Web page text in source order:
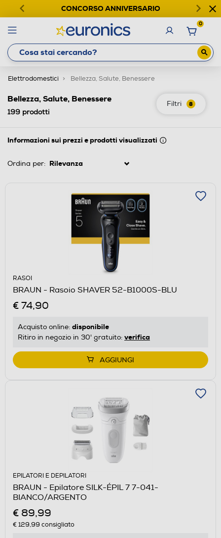
CONCORSO ANNIVERSARIO
0
Elettrodomestici Bellezza, Salute, Benessere
Filtri 8
Bellezza, Salute, Benessere
199 prodotti
Informazioni sui prezzi e prodotti visualizzati
Ordina per:
RASOI
BRAUN - Rasoio SHAVER 52-B1000S-BLU
€ 74,90
Acquisto online: disponibile
Ritiro in negozio in 30' gratuito: verifica
AGGIUNGI
EPILATORI E DEPILATORI
BRAUN - Epilatore SILK-ÉPIL 7 7-041-
BIANCO/ARGENTO
€ 89,99
€ 129,99 consigliato